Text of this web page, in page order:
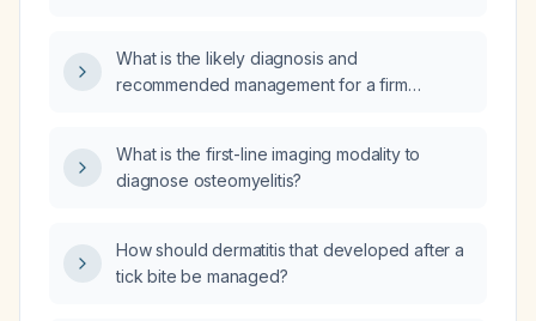
What is the likely diagnosis and
recommended management for a firm
What is the first-line imaging modality to
diagnose osteomyelitis?
How should dermatitis that developed after a
tick bite be managed?